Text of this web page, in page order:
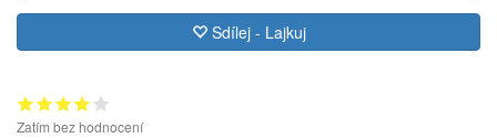
Sdílej - Lajkuj
Zatím bez hodnocení